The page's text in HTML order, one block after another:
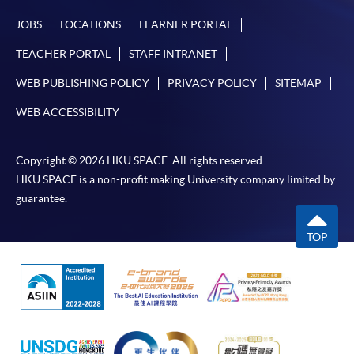
JOBS LOCATIONS LEARNER PORTAL
TEACHER PORTAL STAFF INTRANET
WEB PUBLISHING POLICY PRIVACY POLICY SITEMAP
WEB ACCESSIBILITY
Copyright © 2026 HKU SPACE. All rights reserved.
HKU SPACE is a non-profit making University company limited by
guarantee.
TOP